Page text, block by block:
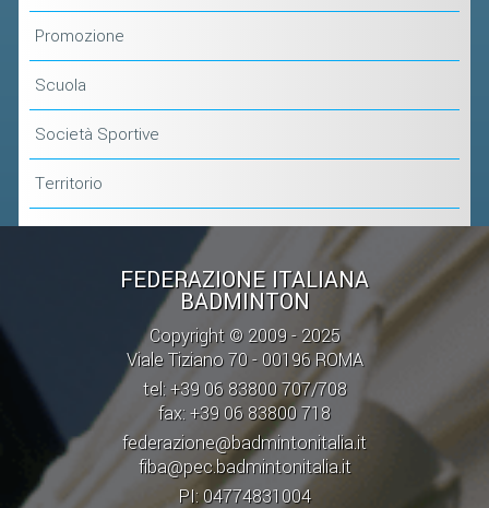
Promozione
Scuola
Società Sportive
Territorio
FEDERAZIONE ITALIANA
BADMINTON
Copyright © 2009 - 2025
Viale Tiziano 70 - 00196 ROMA
tel: +39 06 83800 707/708
fax: +39 06 83800 718
federazione@badmintonitalia.it
fiba@pec.badmintonitalia.it
PI: 04774831004
DIRIGENTI
CONVENZIONI UNIVERSITÀ
DOCENTI FORMATORI
(D)ISTANTI DI B@DMINTON
ALBI FEDERALI
FEDERAZIONE TRASPARENTE
AMMISSIONE, AFFILIAZIONE E
REVOCA DI SOCIETÀ, ASSOCIAZIONI
E TESSERATI